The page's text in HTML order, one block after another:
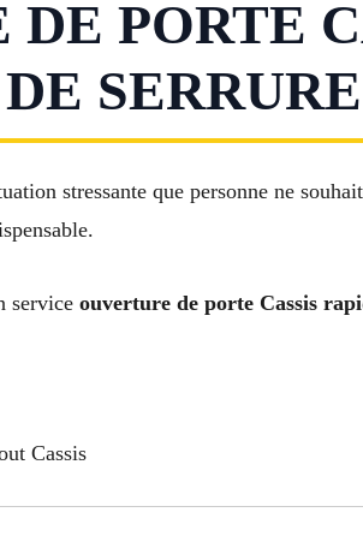
PORTE
stressante que personne ne
service ouverture de porte Cassis
Cassis